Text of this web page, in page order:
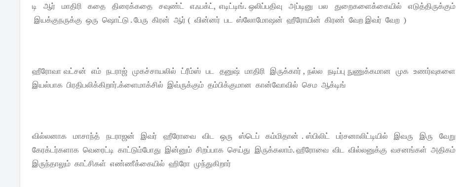
டி ஆர் மாதிரி கதை திரைக்கதை சவுண்ட் எஃபக்ட், எடிட்டிங். ஒலிப்பதிவு அப்டினு பல துறைகளைக்கையில் எடுத்திருக்கும்
இயக்குநருக்கு ஒரு ஷொட்டு . பேரு கிரன் ஆர் ( வின்னர் பட ஸ்லோமோஷன் ஹீரோயின் கிரண் வேற இவர் வேற )
ஹீரோவா வட்சன் எம் நடராஜ் முகச்சாயலில் ட்ரீம்ஸ் பட தனுஷ் மாதிரி இருக்கார் , நல்ல நடிப்பு நுணுக்கமான முக உணர்வுகளை
இயல்பாக பிரதிபலிக்கிறார்.க்ளைமாக்சில் இவ்ருக்கும் தம்பிக்குமான கான்வோவில் செம ஆக்டிங்
வில்லனாக மாசாந்த் நடராஜன் இவர் ஹீரோவை விட ஒரு ஸ்டெப் கம்மிதான் . ஸ்பிலிட் பர்சனாலிட்டியில் இவரு இரு வேறு
கேரக்டர்களாக வெரைட்டி காட்டும்போது இன்னும் சிறப்பாக செய்து இருக்கலாம். ஹீரோவை விட வில்லனுக்கு வசனங்கள் அதிகம்
இருந்தாலும் காட்சிகள் எண்ணீக்கையில் ஹிரோ முந்துகிறார்